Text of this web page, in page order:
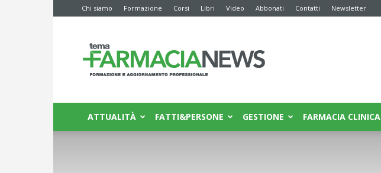
Chi siamo Formazione Corsi Libri Video Abbonati Contatti Newsletter
News
ATTUALITÀ FATTI&PERSONE GESTIONE FARMACIA CLINICA